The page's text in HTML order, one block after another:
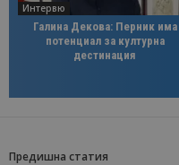
Интервю
Галина Декова: Перник има
потенциал за културна
дестинация
Предишна статия